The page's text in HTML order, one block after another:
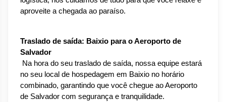
aproveite a chegada ao paraíso.
Traslado de saída: Baixio para o Aeroporto de
Salvador
no seu local de hospedagem em Baixio no horário
combinado, garantindo que você chegue ao Aeroporto
de Salvador com segurança e tranquilidade.